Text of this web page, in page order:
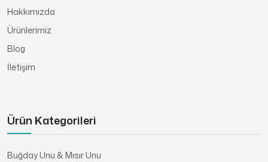
Hakkımızda
Ürünlerimiz
Blog
İletişim
Ürün Kategorileri
Buğday Unu & Mısır Unu